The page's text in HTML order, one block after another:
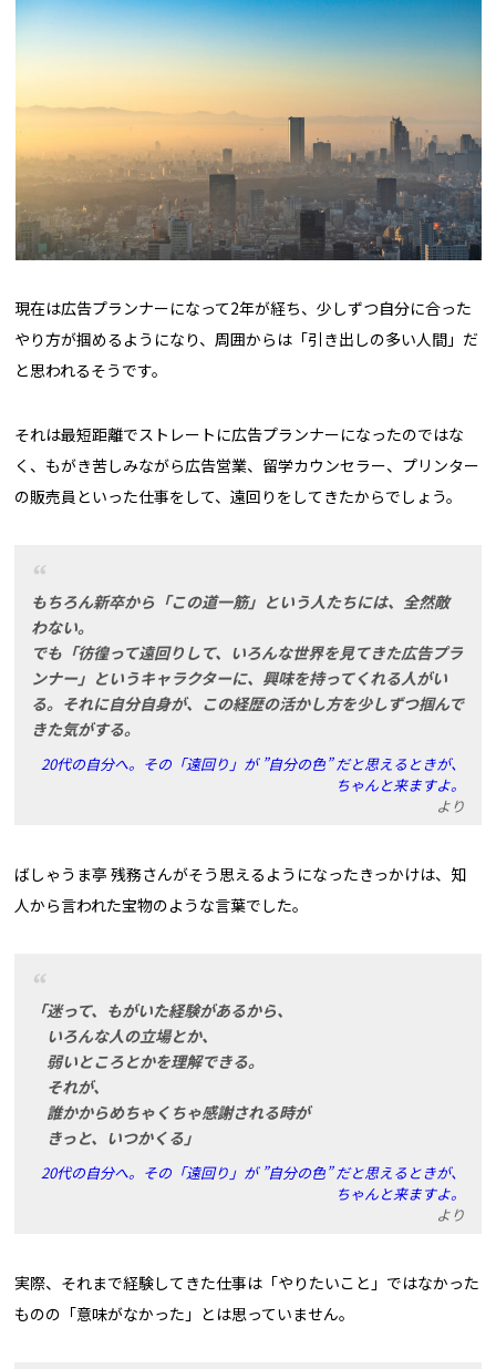
現在は広告プランナーになって2年が経ち、少しずつ自分に合った
やり方が掴めるようになり、周囲からは「引き出しの多い人間」だ
と思われるそうです。
それは最短距離でストレートに広告プランナーになったのではな
く、もがき苦しみながら広告営業、留学カウンセラー、プリンター
の販売員といった仕事をして、遠回りをしてきたからでしょう。
もちろん新卒から「この道一筋」という人たちには、全然敵
わない。
でも「彷徨って遠回りして、いろんな世界を見てきた広告プラ
ンナー」というキャラクターに、興味を持ってくれる人がい
る。それに自分自身が、この経歴の活かし方を少しずつ掴んで
きた気がする。
20代の自分へ。その「遠回り」が ”自分の色” だと思えるときが、
ちゃんと来ますよ。
より
ばしゃうま亭 残務さんがそう思えるようになったきっかけは、知
人から言われた宝物のような言葉でした。
「迷って、もがいた経験があるから、
いろんな人の立場とか、
弱いところとかを理解できる。
それが、
誰かからめちゃくちゃ感謝される時が
きっと、いつかくる」
20代の自分へ。その「遠回り」が ”自分の色” だと思えるときが、
ちゃんと来ますよ。
より
実際、それまで経験してきた仕事は「やりたいこと」ではなかった
ものの「意味がなかった」とは思っていません。